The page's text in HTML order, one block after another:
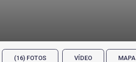
(16) FOTOS VÍDEO MAPA